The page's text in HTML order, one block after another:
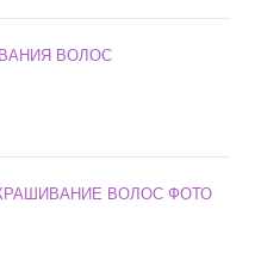
ВОЛОС
ВОЛОС ФОТО